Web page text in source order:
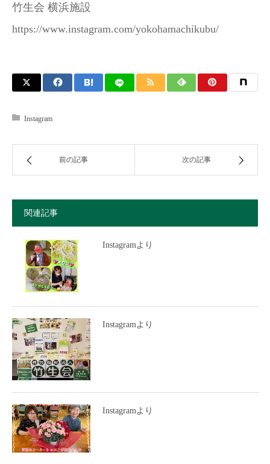
竹生会 横浜施設
https://www.instagram.com/yokohamachikubu/
Instagram
前の記事 次の記事
関連記事
Instagramより
Instagramより
Instagramより